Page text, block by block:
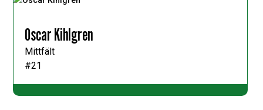
Oscar Kihlgren
Mittfält
#21